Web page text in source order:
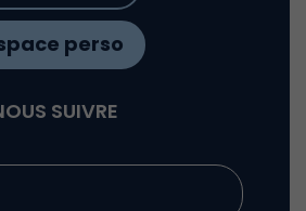
perso
SUIVRE